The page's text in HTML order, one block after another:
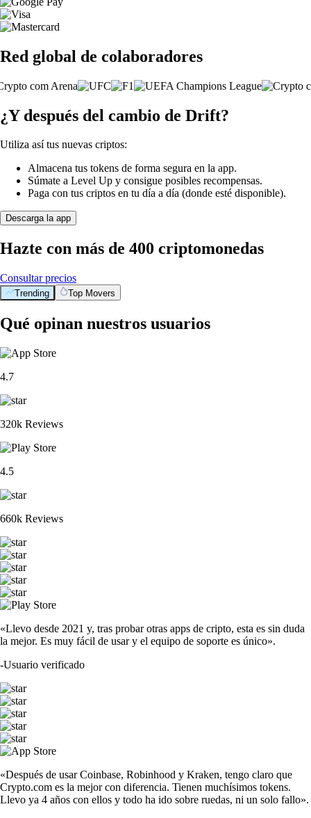
Red global de colaboradores
¿Y después del cambio de Drift?
Utiliza así tus nuevas criptos:
Almacena tus tokens de forma segura en la app.
Súmate a Level Up y consigue posibles recompensas.
Paga con tus criptos en tu día a día (donde esté disponible).
Descarga la app
Hazte con más de 400 criptomonedas
Consultar precios
Trending Top Movers
Qué opinan nuestros usuarios
4.7
320k Reviews
4.5
660k Reviews
«Llevo desde 2021 y, tras probar otras apps de cripto, esta es sin duda
la mejor. Es muy fácil de usar y el equipo de soporte es único».
-Usuario verificado
«Después de usar Coinbase, Robinhood y Kraken, tengo claro que
Crypto.com es la mejor con diferencia. Tienen muchísimos tokens.
Llevo ya 4 años con ellos y todo ha ido sobre ruedas, ni un solo fallo».